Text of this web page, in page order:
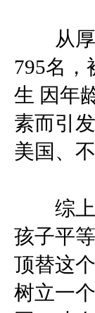
从厚仁
795名，
生 因年
素而引
美国、
综上所
孩子平
顶替这
树立一